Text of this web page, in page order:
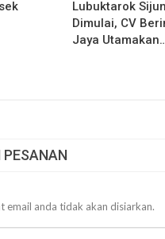
Lubuktarok
Dimulai, CV
Jaya
email anda tidak akan disiarkan.